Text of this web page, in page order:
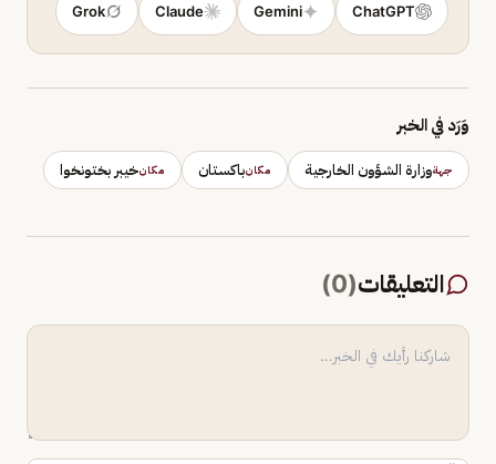
ChatGPT
Gemini
Claude
Grok
وَرَد في الخبر
جهةوزارة الشؤون الخارجية مكانباكستان مكانخيبر بختونخوا
التعليقات(
0
)